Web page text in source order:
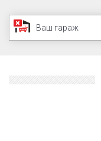
Ваш гараж